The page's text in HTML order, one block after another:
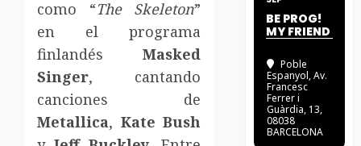
como “The Skeleton”
en el programa
finlandésMasked
Singer, cantando
canciones de
Metallica, Kate Bush
BE PROG!
MY FRIEND
Poble
Espanyol, Av.
Francesc
Ferrer i
Guàrdia, 13,
08038
BARCELONA